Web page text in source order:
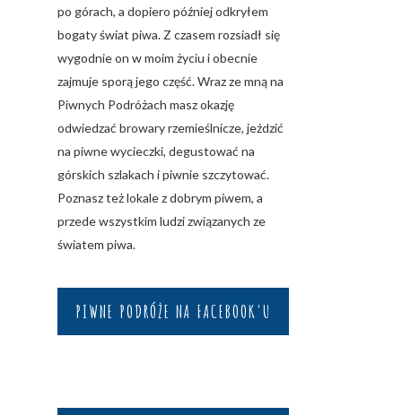
po górach, a dopiero później odkryłem
bogaty świat piwa. Z czasem rozsiadł się
wygodnie on w moim życiu i obecnie
zajmuje sporą jego część. Wraz ze mną na
Piwnych Podróżach masz okazję
odwiedzać browary rzemieślnicze, jeździć
na piwne wycieczki, degustować na
górskich szlakach i piwnie szczytować.
Poznasz też lokale z dobrym piwem, a
przede wszystkim ludzi związanych ze
światem piwa.
PIWNE PODRÓŻE NA FACEBOOK'U